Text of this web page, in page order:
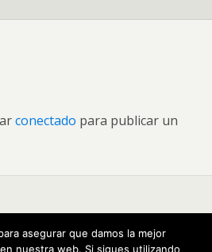
conectado para publicar un
asegurar que damos la mejor
nuestra web. Si sigues utilizando